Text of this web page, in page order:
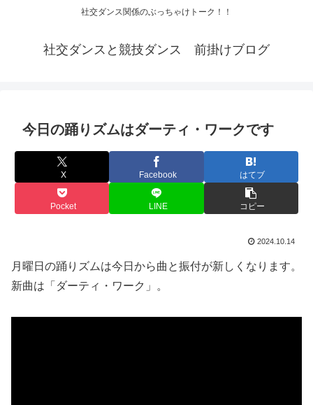
社交ダンス関係のぶっちゃけトーク！！
社交ダンスと競技ダンス 前掛けブログ
今日の踊りズムはダーティ・ワークです
X Facebook はてブ
Pocket LINE コピー
2024.10.14
月曜日の踊りズムは今日から曲と振付が新しくなります。
新曲は「ダーティ・ワーク」。